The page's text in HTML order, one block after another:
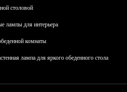
столовой
лампы для интерьера
комнаты
лампа для яркого обеденного стола